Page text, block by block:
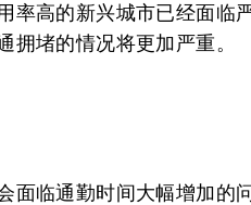
率高的新兴城市已经面临
堵的情况将更加严重。
临通勤时间大幅增加的问